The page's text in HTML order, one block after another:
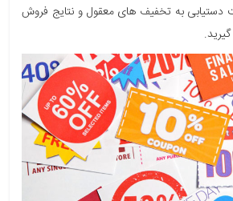
دستیابی به تخفیف های معقول و نتایج فروش